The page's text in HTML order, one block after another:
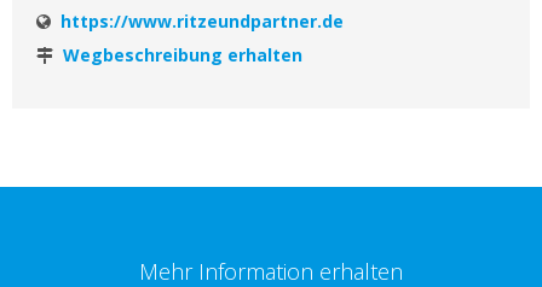
https://www.ritzeundpartner.de
Wegbeschreibung erhalten
Mehr Information erhalten